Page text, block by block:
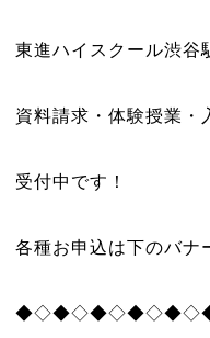
東進ハイスクール渋谷
資料請求・体験授業・
受付中です！
各種お申込は下のバナ